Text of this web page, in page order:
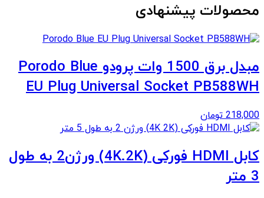
محصولات پیشنهادی
مبدل برق 1500 وات پرودو Porodo Blue
EU Plug Universal Socket PB588WH
218,000 تومان
کابل HDMI فورکی (4K.2K) ورژن2 به طول
3 متر